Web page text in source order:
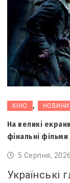
КІНО , НОВИНИ
На великі
фінальні
5 Серпня, 2026
Українські